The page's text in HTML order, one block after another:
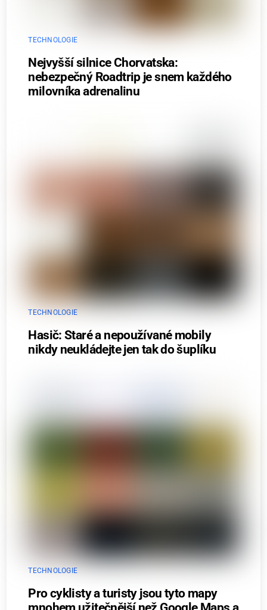
TECHNOLOGIE
Nejvyšší silnice Chorvatska:
nebezpečný Roadtrip je snem každého
milovníka adrenalinu
TECHNOLOGIE
Hasič: Staré a nepoužívané mobily
nikdy neukládejte jen tak do šuplíku
TECHNOLOGIE
Pro cyklisty a turisty jsou tyto mapy